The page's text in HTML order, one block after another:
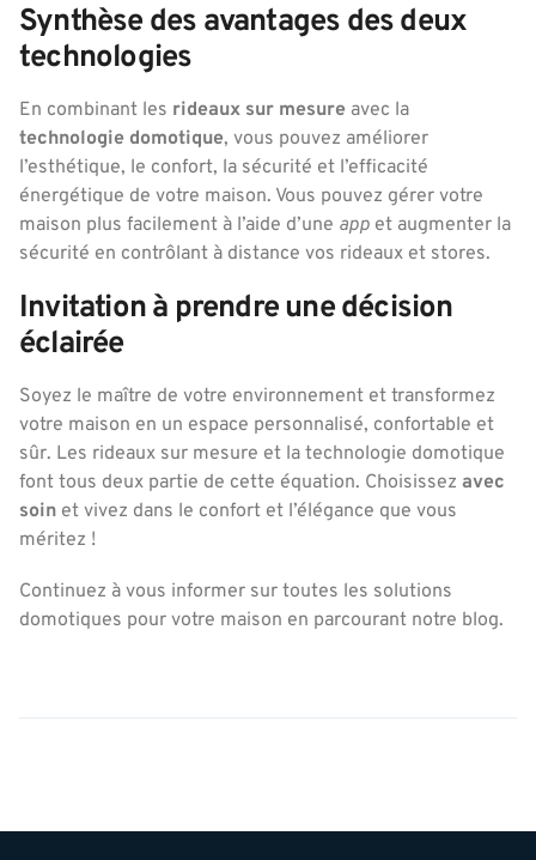
Synthèse des avantages des deux
technologies
En combinant les rideaux sur mesure avec la
technologie domotique, vous pouvez améliorer
l’esthétique, le confort, la sécurité et l’efficacité
énergétique de votre maison. Vous pouvez gérer votre
maison plus facilement à l’aide d’une app et augmenter la
sécurité en contrôlant à distance vos rideaux et stores.
Invitation à prendre une décision
éclairée
Soyez le maître de votre environnement et transformez
votre maison en un espace personnalisé, confortable et
sûr. Les rideaux sur mesure et la technologie domotique
font tous deux partie de cette équation. Choisissez avec
soin et vivez dans le confort et l’élégance que vous
méritez !
Continuez à vous informer sur toutes les solutions
domotiques pour votre maison en parcourant notre blog.